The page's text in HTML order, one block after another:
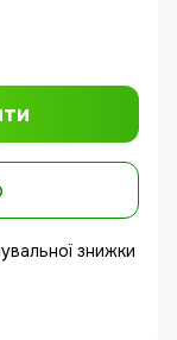
знижки